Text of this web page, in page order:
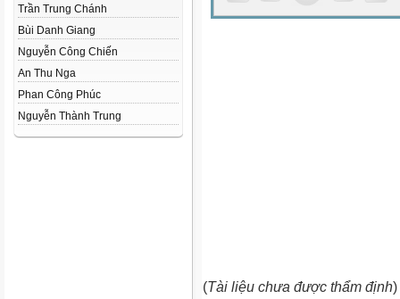
Trần Trung Chánh
Bùi Danh Giang
Nguyễn Công Chiến
An Thu Nga
Phan Công Phúc
Nguyễn Thành Trung
(Tài liệu chưa được thẩm định)